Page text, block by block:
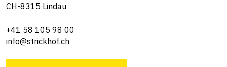
CH-8315 Lindau
+41 58 105 98 00
info@strickhof.ch